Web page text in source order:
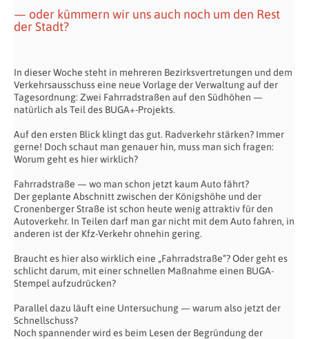
— oder kümmern wir uns auch noch um den Rest
der Stadt?
In dieser Woche steht in mehreren Bezirksvertretungen und dem
Verkehrsausschuss eine neue Vorlage der Verwaltung auf der
Tagesordnung: Zwei Fahrradstraßen auf den Südhöhen —
natürlich als Teil des BUGA+-Projekts.
Auf den ersten Blick klingt das gut. Radverkehr stärken? Immer
gerne! Doch schaut man genauer hin, muss man sich fragen:
Worum geht es hier wirklich?
Fahrradstraße — wo man schon jetzt kaum Auto fährt?
Der geplante Abschnitt zwischen der Königshöhe und der
Cronenberger Straße ist schon heute wenig attraktiv für den
Autoverkehr. In Teilen darf man gar nicht mit dem Auto fahren, in
anderen ist der Kfz-Verkehr ohnehin gering.
Braucht es hier also wirklich eine „Fahrradstraße“? Oder geht es
schlicht darum, mit einer schnellen Maßnahme einen BUGA-
Stempel aufzudrücken?
Parallel dazu läuft eine Untersuchung — warum also jetzt der
Schnellschuss?
Noch spannender wird es beim Lesen der Begründung der